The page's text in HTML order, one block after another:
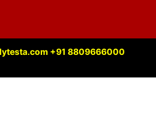
+91 8809666000